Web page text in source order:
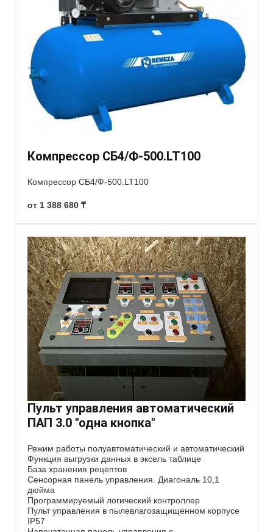
Компрессор СБ4/Ф-500.LT100
Компрессор СБ4/Ф-500.LT100
от 1 388 680 ₸
Пульт управления автоматический
ПАП 3.0 "одна кнопка"
Режим работы полуавтоматический и автоматический
Функция выгрузки данных в эксель таблице
База хранения рецептов
Сенсорная панель управления. Диагональ 10,1
дюйма
Программируемый логический контроллер
Пульт управления в пылевлагозащищенном корпусе
IP57